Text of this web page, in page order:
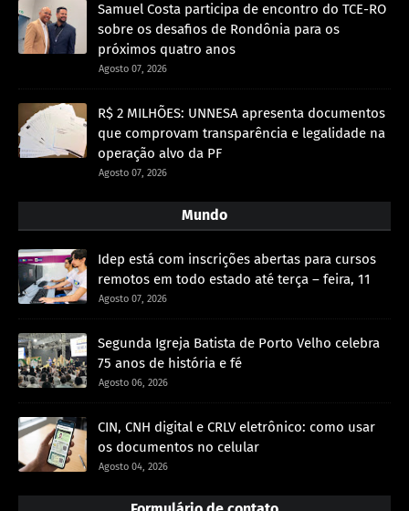
Samuel Costa participa de encontro do TCE-RO
sobre os desafios de Rondônia para os
próximos quatro anos
Agosto 07, 2026
R$ 2 MILHÕES: UNNESA apresenta documentos
que comprovam transparência e legalidade na
operação alvo da PF
Agosto 07, 2026
Mundo
Idep está com inscrições abertas para cursos
remotos em todo estado até terça – feira, 11
Agosto 07, 2026
Segunda Igreja Batista de Porto Velho celebra
75 anos de história e fé
Agosto 06, 2026
CIN, CNH digital e CRLV eletrônico: como usar
os documentos no celular
Agosto 04, 2026